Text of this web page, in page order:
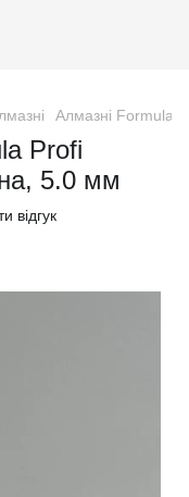
Алмазні Formula
Profi
5.0 мм
відгук